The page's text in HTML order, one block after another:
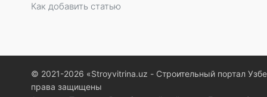
Как добавить статью
© 2021-2026 «Stroyvitrina.uz - Строительный портал
права защищены